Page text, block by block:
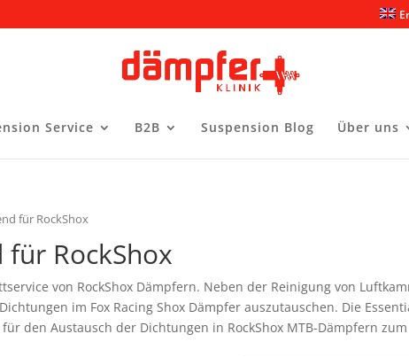
Service B2B Suspension Blog Über uns
für RockShox
für RockShox
von RockShox Dämpfern. Neben der Reinigung von
im Fox Racing Shox Dämpfer auszutauschen. Die
den Austausch der Dichtungen in RockShox MTB-Dämpfern zum